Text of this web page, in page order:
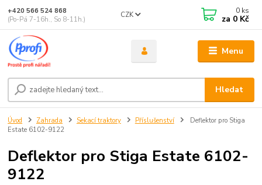
Menu
CZK
Hledat
+420 566 524 868
(Po-Pá 7-16h., So 8-11h.)
0 ks
za 0 Kč
Úvod Zahrada Sekací traktory Příslušenství
Deflektor pro Stiga
Estate 6102-9122
Deflektor pro Stiga Estate 6102-
9122